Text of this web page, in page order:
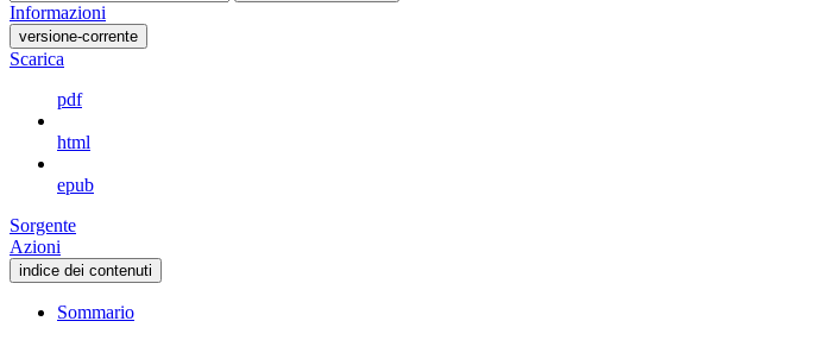
Informazioni
versione-corrente
Scarica
pdf
html
epub
Sorgente
Azioni
indice dei contenuti
Sommario